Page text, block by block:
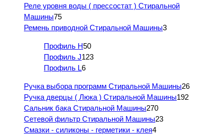
Реле уровня воды ( прессостат ) Стиральной
Машины75
Ремень приводной Стиральной Машины3
Профиль H50
Профиль J123
Профиль L6
Ручка выбора программ Стиральной Машины26
Ручка дверцы ( Люка ) Стиральной Машины192
Сальник бака Стиральной Машины270
Сетевой фильтр Стиральной Машины23
Смазки - силиконы - герметики - клея4